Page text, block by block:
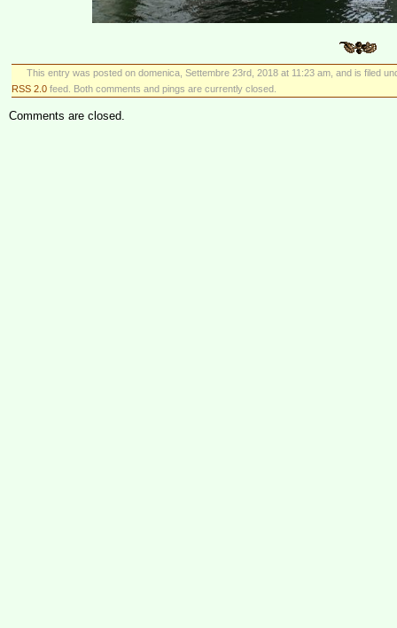
This entry was posted on domenica, Settembre 23rd, 2018 at 11:23 am, and is filed
RSS 2.0 feed. Both comments and pings are currently closed.
Comments are closed.